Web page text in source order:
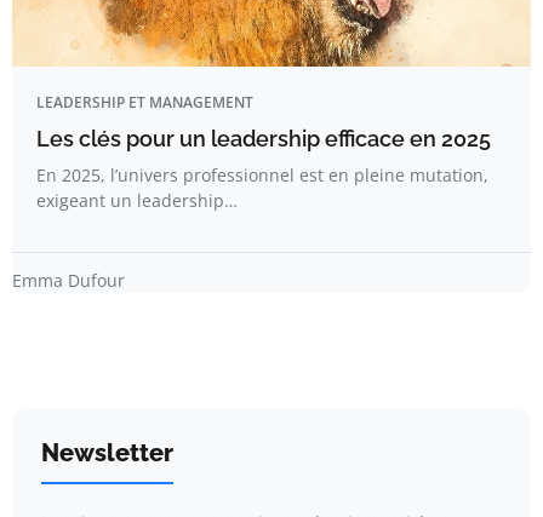
LEADERSHIP ET MANAGEMENT
Les clés pour un leadership efficace en 2025
En 2025, l’univers professionnel est en pleine mutation,
exigeant un leadership…
Emma Dufour
Newsletter